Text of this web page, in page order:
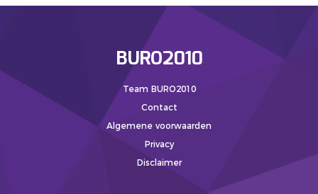
BURO2010
Team BURO2010
Contact
Algemene voorwaarden
Privacy
Disclaimer